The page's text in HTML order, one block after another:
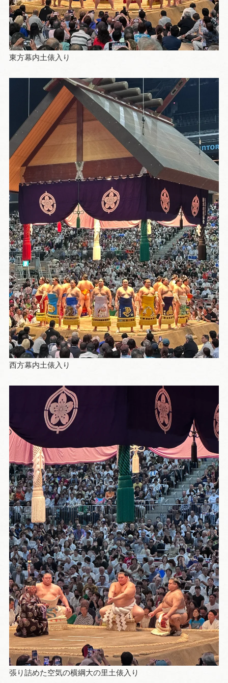
東方幕内土俵入り
西方幕内土俵入り
張り詰めた空気の横綱大の里土俵入り